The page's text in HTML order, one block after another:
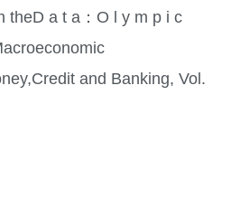
theD a t a ： O l y m p i c
and Banking, Vol.